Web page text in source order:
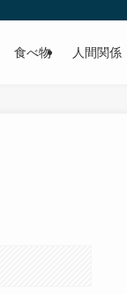
食べ物 人間関係